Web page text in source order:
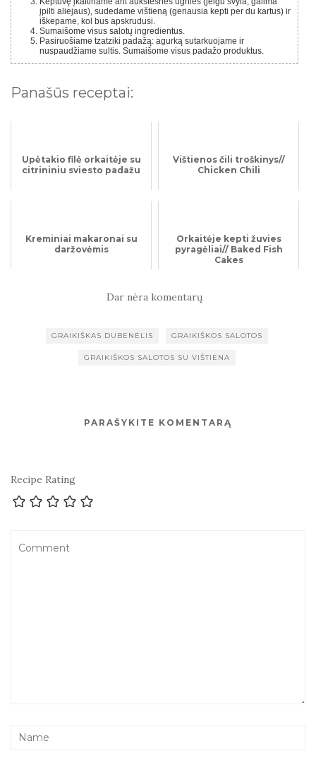
įpilti aliejaus), sudedame vištieną (geriausia kepti per du kartus) ir
iškepame, kol bus apskrudusi.
Sumaišome visus salotų ingredientus.
Pasiruošiame tzatziki padažą: agurką sutarkuojame ir
nuspaudžiame sultis. Sumaišome visus padažo produktus.
Panašūs receptai:
Upėtakio filė orkaitėje su
citrininiu sviesto padažu
Vištienos čili troškinys//
Chicken Chili
Kreminiai makaronai su
daržovėmis
Orkaitėje kepti žuvies
pyragėliai// Baked Fish
Cakes
Dar nėra komentarų
GRAIKIŠKAS DUBENĖLIS GRAIKIŠKOS SALOTOS
GRAIKIŠKOS SALOTOS SU VIŠTIENA
PARAŠYKITE KOMENTARĄ
Recipe Rating